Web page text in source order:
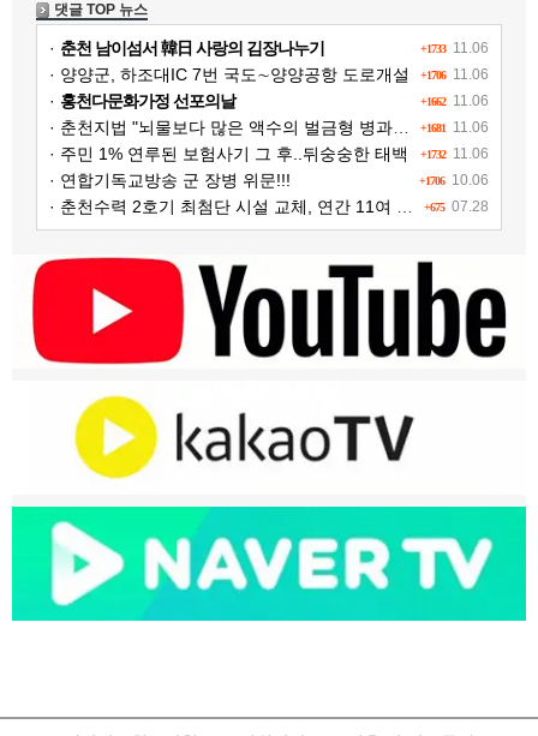
댓글 TOP 뉴스
+1733 11.06
· 춘천 남이섬서 韓日 사랑의 김장나누기
+1706 11.06
· 양양군, 하조대IC 7번 국도∼양양공항 도로개설
+1662 11.06
· 홍천다문화가정 선포의날
+1681 11.06
· 춘천지법 "뇌물보다 많은 액수의 벌금형 병과해야"
+1732 11.06
· 주민 1% 연루된 보험사기 그 후..뒤숭숭한 태백
+1706 10.06
· 연합기독교방송 군 장병 위문!!!
+675 07.28
· 춘천수력 2호기 최첨단 시설 교체, 연간 11여 억원 수익 추가 확보